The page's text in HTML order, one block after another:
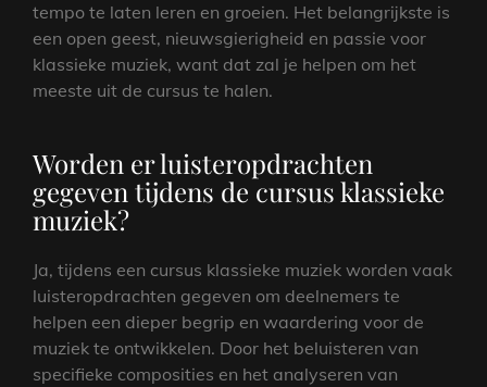
tempo te laten leren en groeien. Het belangrijkste is
een open geest, nieuwsgierigheid en passie voor
klassieke muziek, want dat zal je helpen om het
meeste uit de cursus te halen.
Worden er luisteropdrachten
gegeven tijdens de cursus klassieke
muziek?
Ja, tijdens een cursus klassieke muziek worden vaak
luisteropdrachten gegeven om deelnemers te
helpen een dieper begrip en waardering voor de
muziek te ontwikkelen. Door het beluisteren van
specifieke composities en het analyseren van